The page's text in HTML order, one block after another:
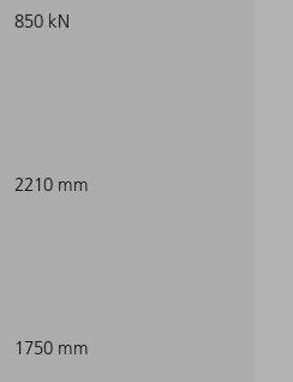
850 kN
2210 mm
1750 mm